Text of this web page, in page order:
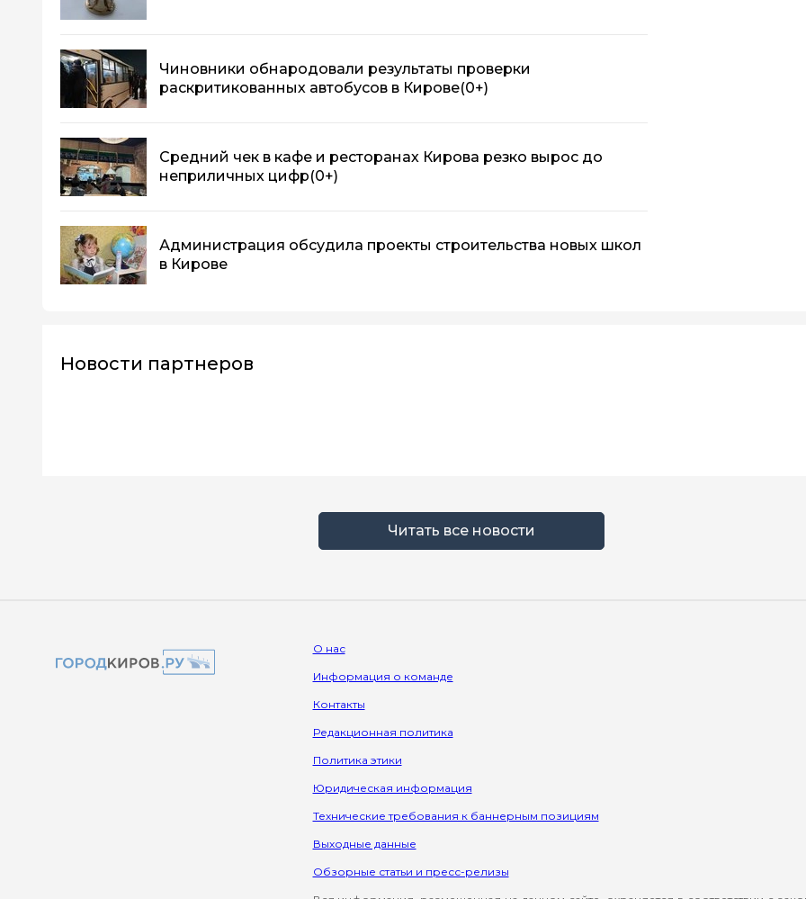
Чиновники обнародовали результаты проверки
раскритикованных автобусов в Кирове(0+)
Средний чек в кафе и ресторанах Кирова резко вырос до
неприличных цифр(0+)
Администрация обсудила проекты строительства новых школ
в Кирове
Новости партнеров
Читать все новости
О нас
Информация о команде
Контакты
Редакционная политика
Политика этики
Юридическая информация
Технические требования к баннерным позициям
Выходные данные
Обзорные статьи и пресс-релизы